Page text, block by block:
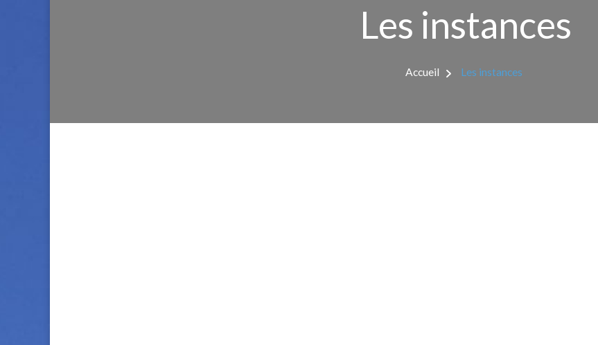
Les instances
Accueil Les instances